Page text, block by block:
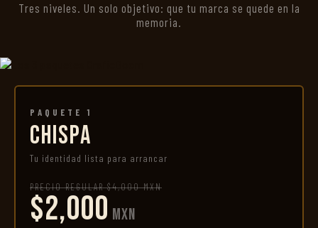
Tres niveles. Un solo objetivo: que tu marca se quede en la
memoria.
PAQUETE 1
CHISPA
Tu identidad lista para arrancar
PRECIO REGULAR $4,000 MXN
$2,000 MXN